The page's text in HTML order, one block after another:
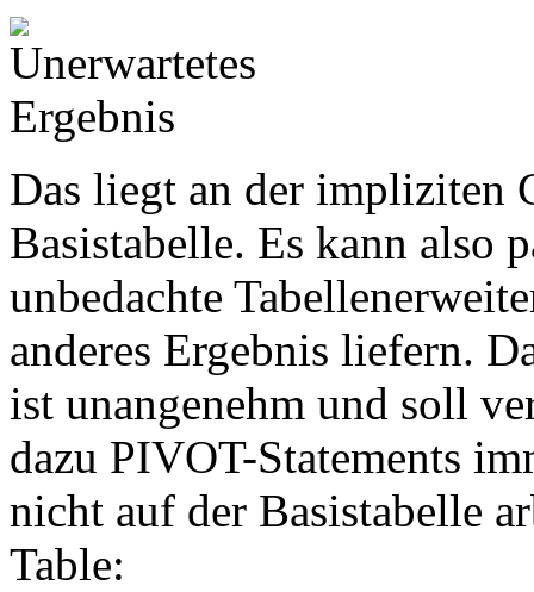
Das liegt an der impliziten
Basistabelle. Es kann also
unbedachte
anderes Ergebnis liefern.
ist unangenehm und soll
dazu PIVOT-Statements
nicht auf der Basistabelle
Table: